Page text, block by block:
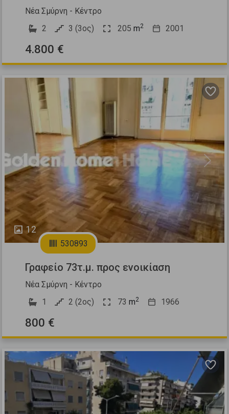
Νέα Σμύρνη - Κέντρο
2
3 (3ος) 205 m2 2001
4.800 €
12
Previous Next
530893
Γραφείο 73τ.μ. προς ενοικίαση
Νέα Σμύρνη - Κέντρο
1
2 (2ος) 73 m2 1966
800 €